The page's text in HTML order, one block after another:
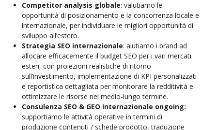
Competitor analysis globale: valutiamo le
opportunità di posizionamento e la concorrenza locale e
internazionale, per individuare le migliori opportunità di
sviluppo all’estero.
Strategia SEO internazionale: aiutiamo i brand ad
allocare efficacemente il budget SEO per i vari mercati
esteri, con proiezioni realistiche di ritorno
sull’investimento, implementazione di KPI personalizzati
e reportistica dettagliata per monitorare la redditività e
ottimizzare le risorse nel medio-lungo termine.
Consulenza SEO & GEO internazionale ongoing:
supportiamo le attività operative in termini di
produzione contenuti / schede prodotto, traduzione